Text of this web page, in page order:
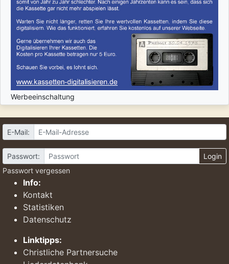
Werbeeinschaltung
E-Mail:
Passwort:
Login
Passwort vergessen
Info:
Kontakt
Statistiken
Datenschutz
Linktipps:
Christliche Partnersuche